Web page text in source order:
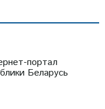
портал
Беларусь